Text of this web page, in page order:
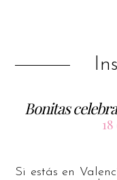
Bonitas
Si estás en